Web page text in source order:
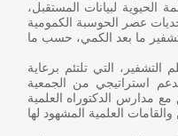
الحيوية لبيانات المستقبل،
عصر الحوسبة الكمومية
ما بعد الكمي، حسب ما
التي تلتئم برعاية
استراتيجي من الجمعية
مع مدارس الدكتوراه العلمية
العلمية المشهود لها